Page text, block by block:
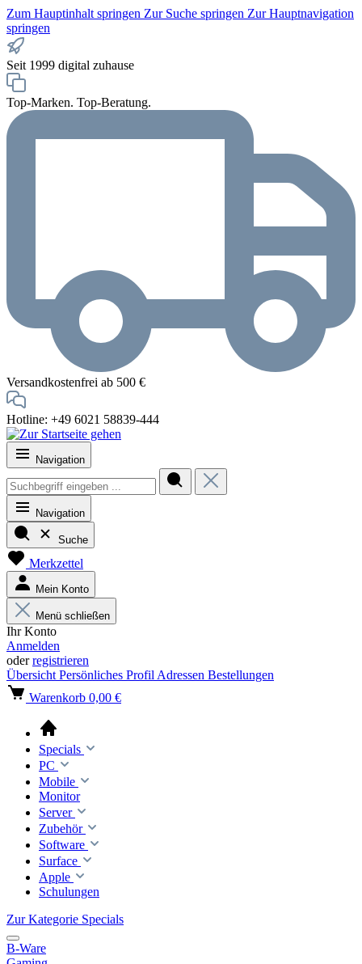
Zum Hauptinhalt springen Zur Suche springen Zur Hauptnavigation
springen
Seit 1999 digital zuhause
Top-Marken. Top-Beratung.
Versandkostenfrei ab 500 €
Hotline: +49 6021 58839-444
Navigation
Navigation
Suche
Merkzettel
Mein Konto
Menü schließen
Ihr Konto
Anmelden
oderregistrieren
Übersicht Persönliches Profil Adressen Bestellungen
Warenkorb 0,00 €
Specials
PC
Mobile
Monitor
Server
Zubehör
Software
Surface
Apple
Schulungen
Zur Kategorie Specials
B-Ware